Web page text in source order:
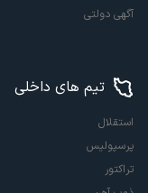
آگهی دولتی
تیم های داخلی
استقلال
پرسپولیس
تراکتور